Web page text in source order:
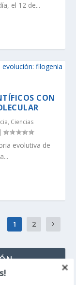
el 12 de...
CON
, Ciencias
|
evolutiva de
1 2